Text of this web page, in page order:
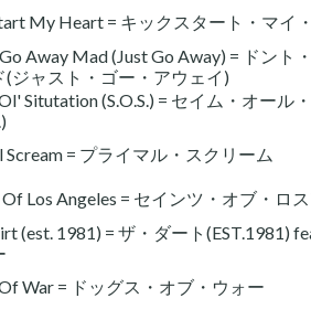
My Heart = キックスタート・マイ
Away Mad (Just Go Away) = ドント
(ジャスト・ゴー・アウェイ)
Situtation (S.O.S.) = セイム・オール
Scream = プライマル・スクリーム
Of Los Angeles = セインツ・オブ・ロ
(est. 1981) = ザ・ダート(EST.1981)
War = ドッグス・オブ・ウォー